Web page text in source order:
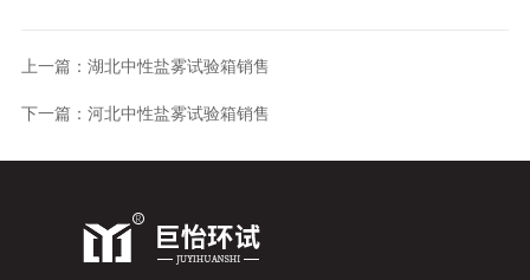
上一篇： 湖北中性盐雾试验箱销售
下一篇： 河北中性盐雾试验箱销售